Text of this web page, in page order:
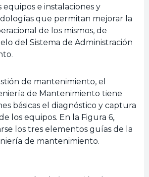
equipos e instalaciones y
que permitan mejorar la
de los mismos, de
del Sistema de Administración
de mantenimiento, el
de Mantenimiento tiene
básicas el diagnóstico y captura
los equipos. En la Figura 6,
los tres elementos guías de la
de mantenimiento.